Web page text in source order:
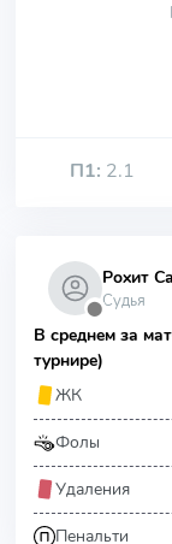
П1: 2.1
⬤
Рохит
Судья
В среднем за
турнире)
ЖК
Фолы
Удаления
Пенальти